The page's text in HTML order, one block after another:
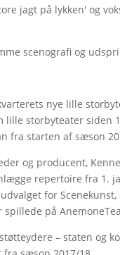
jagt på lykken' og
scenografi og
nye lille
lille storbyteater
fra starten af sæson
og producent,
repertoire fra 1.
for
på
– staten og